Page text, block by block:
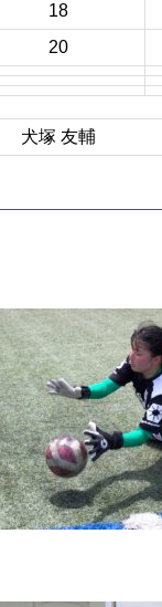
18
20
犬塚 友輔